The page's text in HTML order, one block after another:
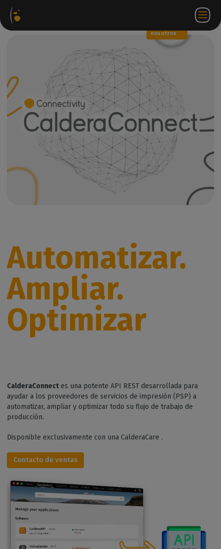
Paquetes
de
software
nosotros
ES
Automatizar.
Ampliar.
Optimizar
CalderaConnectes una potente API REST desarrollada para
ayudar a los proveedores de servicios de impresión (PSP) a
automatizar, ampliar y optimizar todo su flujo de trabajo de
producción.
Disponible exclusivamente con una CalderaCare .
Contacto de ventas